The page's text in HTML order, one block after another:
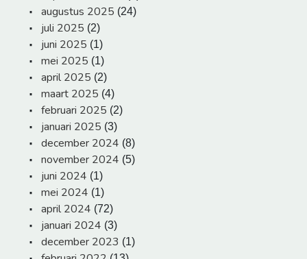
augustus 2025 (24)
juli 2025 (2)
juni 2025 (1)
mei 2025 (1)
april 2025 (2)
maart 2025 (4)
februari 2025 (2)
januari 2025 (3)
december 2024 (8)
november 2024 (5)
juni 2024 (1)
mei 2024 (1)
april 2024 (72)
januari 2024 (3)
december 2023 (1)